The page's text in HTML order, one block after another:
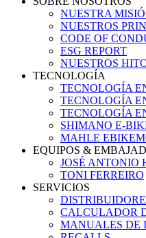
NUESTRA
NUESTROS
CODE OF
ESG REPORT
NUESTROS
TECNOLOGÍA
TECNOLOGÍA
TECNOLOGÍA
TECNOLOGÍA
SHIMANO E-
MAHLE
EQUIPOS &
JOSÉ ANTONIO
TONI FERREIRO
SERVICIOS
CALCULADOR
MANUALES DE